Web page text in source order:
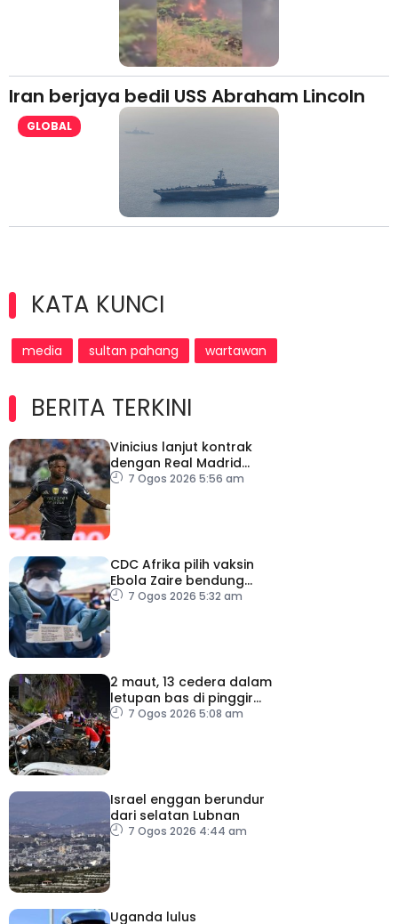
Iran berjaya bedil USS Abraham Lincoln
GLOBAL
KATA KUNCI
media sultan pahang wartawan
BERITA TERKINI
Vinicius lanjut kontrak
dengan Real Madrid
hingga 2032
7 Ogos 2026 5:56 am
CDC Afrika pilih vaksin
Ebola Zaire bendung
penularan wabak
7 Ogos 2026 5:32 am
2 maut, 13 cedera dalam
letupan bas di pinggir
Damsyik
7 Ogos 2026 5:08 am
Israel enggan berundur
dari selatan Lubnan
7 Ogos 2026 4:44 am
Uganda lulus